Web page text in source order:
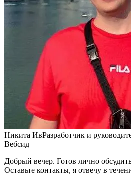
Никита ИвРазработчик и
Вебсид
Добрый вечер. Готов лично
Оставьте контакты, я отвечу в